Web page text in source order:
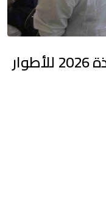
كشف نتائج مسابقة الأساتذة 2026 للأطوار